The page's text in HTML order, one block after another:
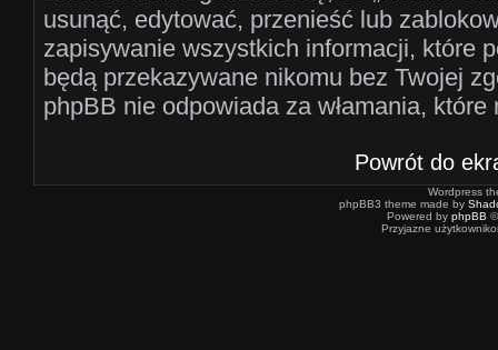
usunąć, edytować, przenieść lub
zapisywanie wszystkich informacji, które
będą przekazywane nikomu bez Twojej
phpBB nie odpowiada za włamania,
Powrót do
Wordpress
phpBB3 theme made by
Powered by phpBB
Przyjazne